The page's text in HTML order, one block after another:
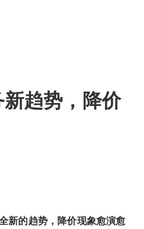
趋势，降价
新的趋势，降价现象愈演愈